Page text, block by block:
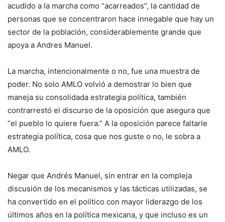
acudido a la marcha como “acarreados”, la cantidad de
personas que se concentraron hace innegable que hay un
sector de la población, considerablemente grande que
apoya a Andres Manuel.
La marcha, intencionalmente o no, fue una muestra de
poder. No solo AMLO volvió a demostrar lo bien que
maneja su consolidada estrategia política, también
contrarrestó el discurso de la oposición que asegura que
“el pueblo lo quiere fuera.” A la oposición parece faltarle
estrategia política, cosa que nos guste o no, le sobra a
AMLO.
Negar que Andrés Manuel, sín entrar en la compleja
discusión de los mecanismos y las tácticas utilizadas, se
ha convertido en el político con mayor liderazgo de los
últimos años en la política mexicana, y que incluso es un